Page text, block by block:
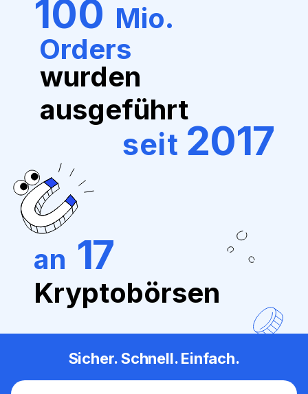
100 Mio.
Orders
wurden
ausgeführt
seit 2017
an 17
Kryptobörsen
Sicher. Schnell. Einfach.